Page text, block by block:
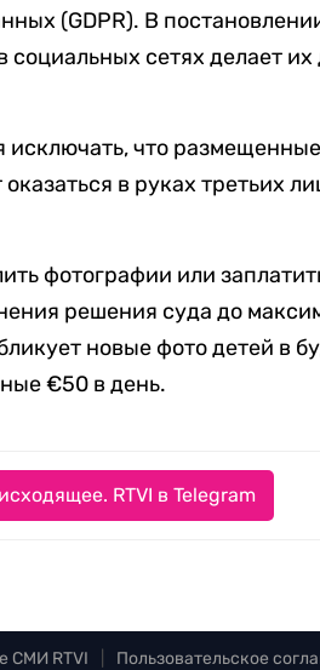
(GDPR). В
сетях делает
исключать, что
в руках третьих
фотографии или
решения суда до
новые фото детей в
€50 в день.
RTVI в Telegram
СМИ RTVI Пользовательское